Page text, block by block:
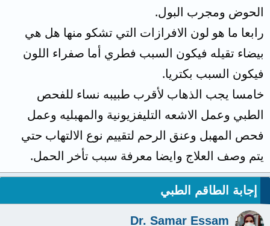
الحوض ومجرب البول.
رابعا ما هو لون الافرازات التي تشكو منها هل هي
بيضاء تقيله فيكون السبب فطري أما صفراء اللون
فيكون السبب بكتريا.
خامسا يجب الذهاب لأقرب طبيبه نساء للفحص
الطبي وعمل الاشعه التليفزيونية والمهبليه وعمل
فحص المهبل وعنق الرحم لتقييم نوع الالتهاب حتي
يتم وصف العلاج وايضا معرفة سبب تأخر الحمل.
إجابة الطاقم الطبي
Dr. Samar Essam